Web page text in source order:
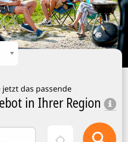
jetzt das passende
in Ihrer Region